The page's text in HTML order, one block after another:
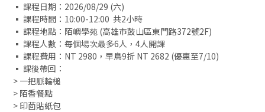
▪️ 課程日期：2026/08/29 (六)
▪️ 課程時間：10:00-12:00  共2小時
▪️ 課程地點：陌嶼學苑 (高雄市鼓山區東門路372號2F)
▪️ 課程人數：每個場次最多6人，4人開課
▪️ 課程費用：NT 2980，早鳥9折 NT 2682 (優惠至7/10)
▪️ 課後帶回：
> 一把脈輪槌
> 陌香餐點
> 印茴貼紙包